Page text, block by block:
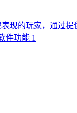
现的玩家，通过
件功能 1